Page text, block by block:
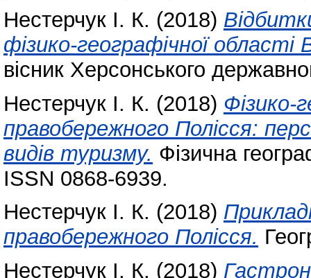
Нестерчук І. К. (2018)
фізико-географічної області
вісник Херсонського
Нестерчук І. К. (2018) Фізико-
правобережного Полісся:
видів туризму. Фізична
ISSN 0868-6939.
Нестерчук І. К. (2018)
правобережного Полісся.
Нестерчук І. К. (2018)